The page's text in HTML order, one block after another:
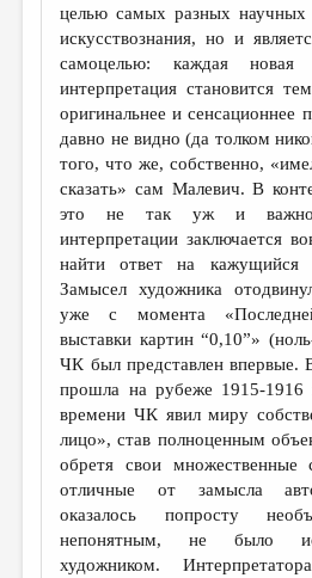
ЦИКЛЫ ПУБЛИКАЦИЙ
ТРЕДИАКОВСКИЙ
МЕДИА
ВКОНТАКТЕ
целью самых разных научных
искусствознания, но и
самоцелью: каждая новая
интерпретация становится
оригинальнее и сенсационнее
давно не видно (да толком
того, что же, собственно,
сказать» сам Малевич. В
это не так уж и важно,
интерпретации заключается
найти ответ на кажущийся
Замысел художника
уже с момента
выставки картин “0,10”»
ЧК был представлен впервые.
прошла на рубеже 1915-1916
времени ЧК явил миру
лицо», став полноценным
обретя свои
отличные от замысла
оказалось попросту
непонятным, не было
художником.